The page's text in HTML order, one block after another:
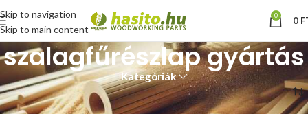
Skip to navigation
Skip to main content
0 0
szalagfűrészlap gyártás
Kategóriák
Kezdőlap “szalagfűrészlap gyártás” címkével rendelkező termékek